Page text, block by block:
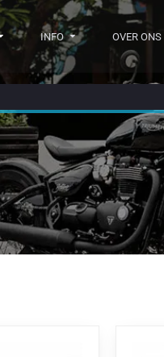
INFO OVER ONS